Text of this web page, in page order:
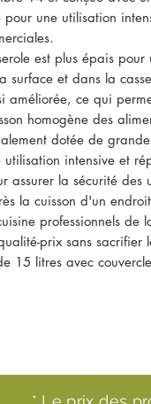
une utilisation
est plus épais
surface et dans la
améliorée, ce qui
homogène des
dotée de
utilisation intensive et
assurer la sécurité des
la cuisson d'un
professionnels de
prix sans
15 litres avec